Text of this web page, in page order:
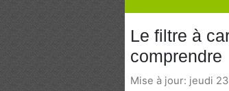
Le filtre à
comprendre
Mise à jour: jeudi